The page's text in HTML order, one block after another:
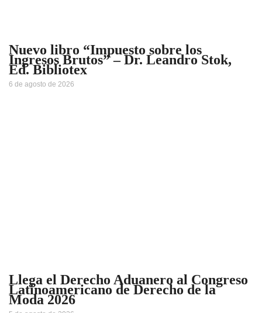
Nuevo libro “Impuesto sobre los
Ingresos Brutos” – Dr. Leandro Stok,
Ed. Bibliotex
6 de agosto de 2026
Llega el Derecho Aduanero al Congreso
Latinoamericano de Derecho de la
Moda 2026